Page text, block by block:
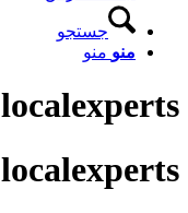
جستجو
منو منو
localexperts
localexperts